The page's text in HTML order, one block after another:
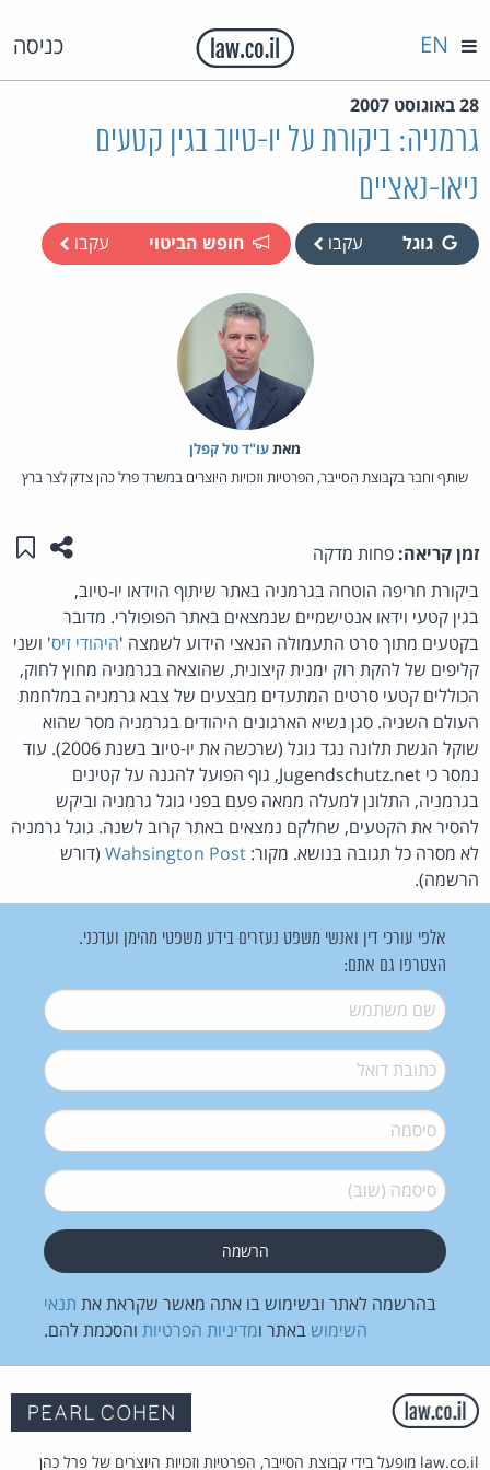
כניסה EN
28 באוגוסט 2007
גרמניה: ביקורת על יו-טיוב בגין קטעים
ניאו-נאציים
גוגל עקבו חופש הביטוי עקבו
מאת‏עו"ד טל קפלן
שותף וחבר בקבוצת הסייבר, הפרטיות וזכויות היוצרים במשרד פרל כהן צדק לצר ברץ
זמן קריאה: פחות מדקה שתפו
ביקורת חריפה הוטחה בגרמניה באתר שיתוף הוידאו יו-טיוב,
בגין קטעי וידאו אנטישמיים שנמצאים באתר הפופולרי. מדובר
בקטעים מתוך סרט התעמולה הנאצי הידוע לשמצה 'היהודי זיס' ושני
קליפים של להקת רוק ימנית קיצונית, שהוצאה בגרמניה מחוץ לחוק,
הכוללים קטעי סרטים המתעדים מבצעים של צבא גרמניה במלחמת
העולם השניה. סגן נשיא הארגונים היהודים בגרמניה מסר שהוא
שוקל הגשת תלונה נגד גוגל (שרכשה את יו-טיוב בשנת 2006). עוד
נמסר כי Jugendschutz.net, גוף הפועל להגנה על קטינים
בגרמניה, התלונן למעלה ממאה פעם בפני גוגל גרמניה וביקש
להסיר את הקטעים, שחלקם נמצאים באתר קרוב לשנה. גוגל גרמניה
לא מסרה כל תגובה בנושא. מקור: Wahsington Post (דורש
הרשמה).
אלפי עורכי דין ואנשי משפט נעזרים בידע משפטי מהימן ועדכני.
הצטרפו גם אתם:
שם משתמש*
דואל*
סיסמה*
סיסמה (שוב)*
בהרשמה לאתר ובשימוש בו אתה מאשר שקראת את תנאי
השימוש באתר ומדיניות הפרטיות והסכמת להם.
law.co.il מופעל בידי קבוצת הסייבר, הפרטיות וזכויות היוצרים של פרל כהן